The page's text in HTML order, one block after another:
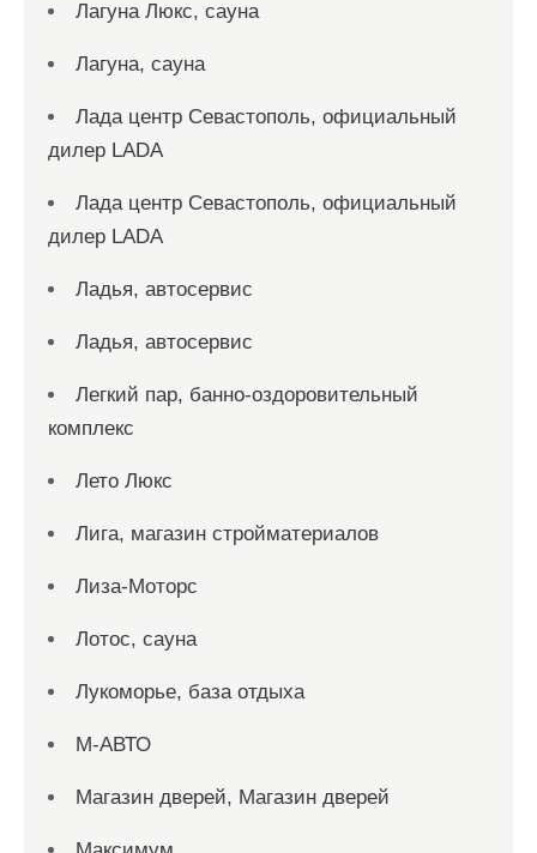
Лагуна Люкс, сауна
Лагуна, сауна
Лада центр Севастополь, официальный
дилер LADA
Лада центр Севастополь, официальный
дилер LADA
Ладья, автосервис
Ладья, автосервис
Легкий пар, банно-оздоровительный
комплекс
Лето Люкс
Лига, магазин стройматериалов
Лиза-Моторс
Лотос, сауна
Лукоморье, база отдыха
М-АВТО
Магазин дверей, Магазин дверей